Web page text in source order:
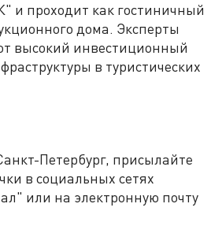
и проходит как гостиничный
дома. Эксперты
высокий инвестиционный
в туристических
Петербург, присылайте
в социальных сетях
или на электронную почту